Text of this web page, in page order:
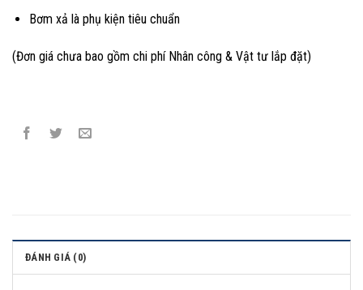
Bơm xả là phụ kiện tiêu chuẩn
(Đơn giá chưa bao gồm chi phí Nhân công & Vật tư lắp đặt)
ĐÁNH GIÁ (0)